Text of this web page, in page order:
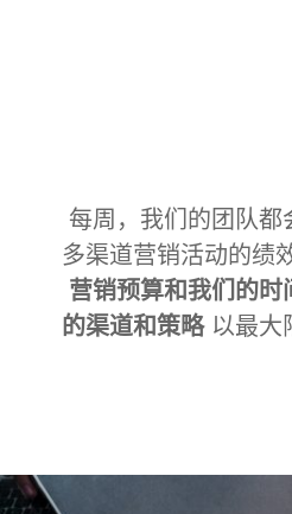
每周，我们的团队都
多渠道营销活动的绩
营销预算和我们的时
的渠道和策略以最大